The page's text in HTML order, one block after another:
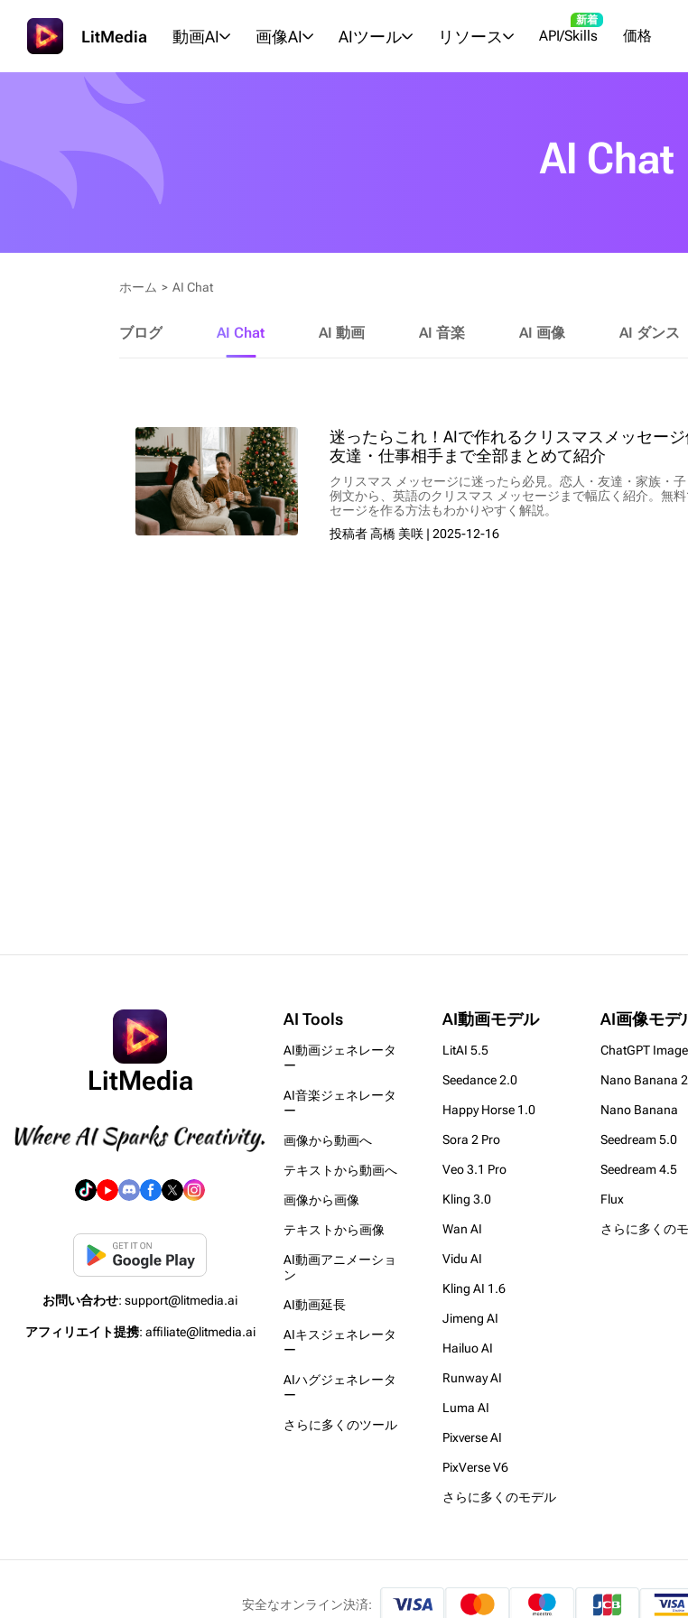
LitMedia 動画AI 画像AI AIツール リソース API/Skills
新着
価格
AI Chat
ホーム > AI Chat
ブログ AI Chat AI 動画 AI 音楽 AI 画像 AI ダンス
迷ったらこれ！AIで作れるクリスマスメッセージ
友達・仕事相手まで全部まとめて紹介
クリスマス メッセージに迷ったら必見。恋人・友達・家族・
例文から、英語のクリスマス メッセージまで幅広く紹介。無
セージを作る方法もわかりやすく解説。
投稿者 高橋 美咲 | 2025-12-16
LitMedia
お問い合わせ: support@litmedia.ai
アフィリエイト提携: affiliate@litmedia.ai
AI Tools
AI動画ジェネレータ
ー
AI音楽ジェネレータ
ー
画像から動画へ
テキストから動画へ
画像から画像
テキストから画像
AI動画アニメーショ
ン
AI動画延長
AIキスジェネレータ
ー
AIハグジェネレータ
ー
さらに多くのツール
AI動画モデル
LitAI 5.5
Seedance 2.0
Happy Horse 1.0
Sora 2 Pro
Veo 3.1 Pro
Kling 3.0
Wan AI
Vidu AI
Kling AI 1.6
Jimeng AI
Hailuo AI
Runway AI
Luma AI
Pixverse AI
PixVerse V6
さらに多くのモデル
AI画像モデ
ChatGPT
Nano Banana 2
Nano Banana
Seedream 5.0
Seedream 4.5
Flux
さらに多くの
安全なオンライン決済: